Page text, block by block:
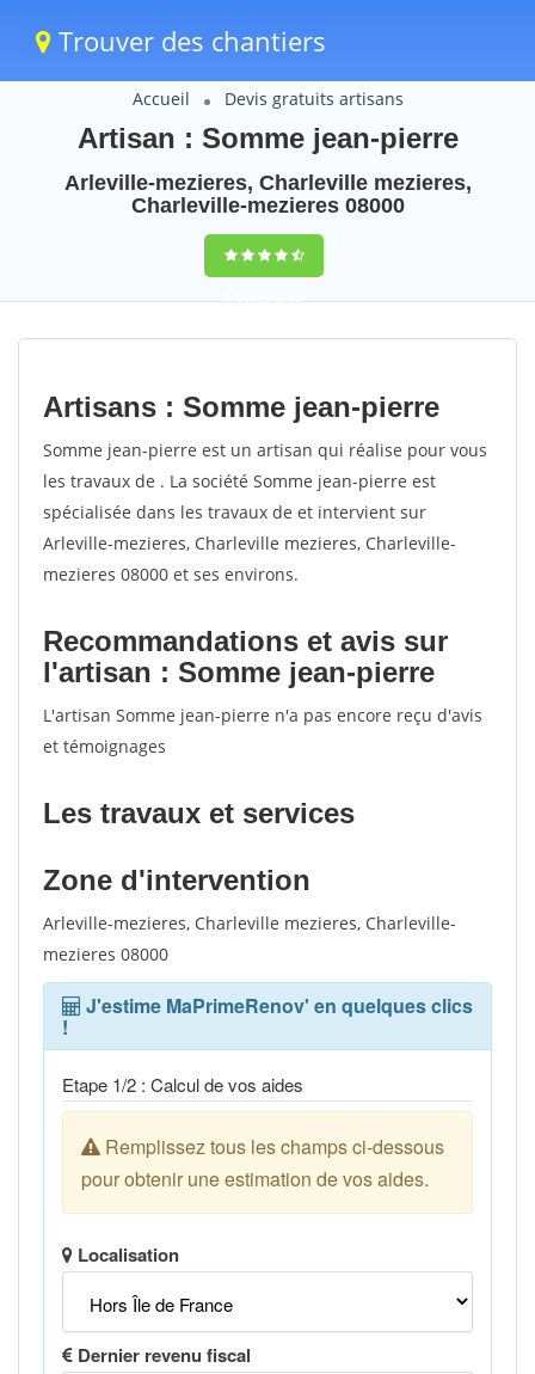
Trouver des chantiers
Accueil Devis gratuits artisans
Artisan : Somme jean-pierre
Arleville-mezieres, Charleville mezieres,
Charleville-mezieres 08000
9,5(100%)62
votes
Artisans : Somme jean-pierre
Somme jean-pierre est un artisan qui réalise pour vous
les travaux de . La société Somme jean-pierre est
spécialisée dans les travaux de et intervient sur
Arleville-mezieres, Charleville mezieres, Charleville-
mezieres 08000 et ses environs.
Recommandations et avis sur
l'artisan : Somme jean-pierre
L'artisan Somme jean-pierre n'a pas encore reçu d'avis
et témoignages
Les travaux et services
Zone d'intervention
Arleville-mezieres, Charleville mezieres, Charleville-
mezieres 08000